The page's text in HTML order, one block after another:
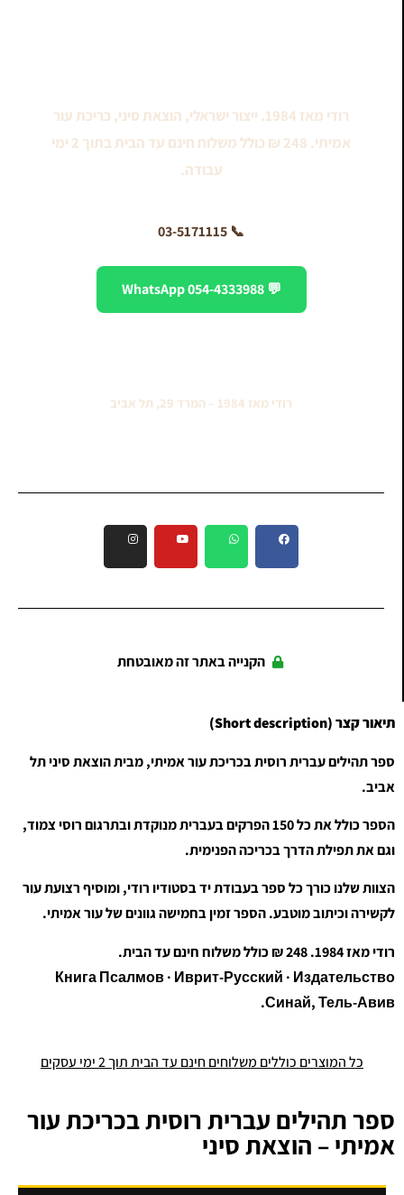
רודי מאז 1984. ייצור ישראלי, הוצאת סיני, כריכת עור
אמיתי. 248 ₪ כולל משלוח חינם עד הבית בתוך 2 ימי
עבודה.
📞 03-5171115
💬 WhatsApp 054-4333988
רודי מאז 1984 – המרד 29, תל אביב
הקנייה באתר זה מאובטחת
תיאור קצר (Short description)
ספר תהילים עברית רוסית בכריכת עור אמיתי, מבית הוצאת סיני תל
אביב.
הספר כולל את כל 150 הפרקים בעברית מנוקדת ובתרגום רוסי צמוד,
וגם את תפילת הדרך בכריכה הפנימית.
הצוות שלנו כורך כל ספר בעבודת יד בסטודיו רודי, ומוסיף רצועת עור
לקשירה וכיתוב מוטבע. הספר זמין בחמישה גוונים של עור אמיתי.
רודי מאז 1984. 248 ₪ כולל משלוח חינם עד הבית.
Книга Псалмов · Иврит-Русский · Издательство
Синай, Тель-Авив.
כל המוצרים כוללים משלוחים חינם עד הבית תוך 2 ימי עסקים
ספר תהילים עברית רוסית בכריכת עור
אמיתי – הוצאת סיני